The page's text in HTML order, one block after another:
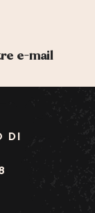
e-mail
DI